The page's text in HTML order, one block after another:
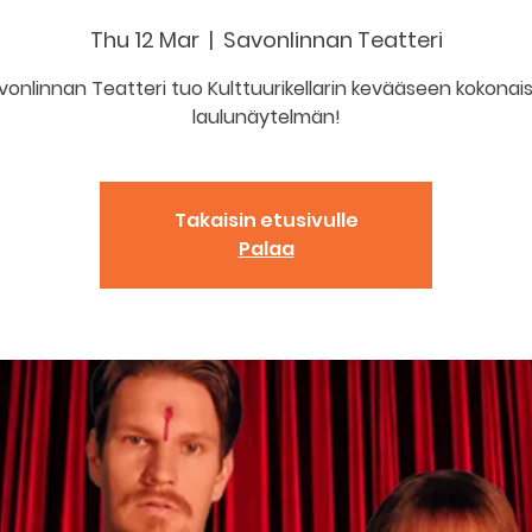
Thu 12 Mar
  |
Savonlinnan Teatteri
Teatteri tuo Kulttuurikellarin kevääseen
laulunäytelmän!
Takaisin etusivulle
Palaa